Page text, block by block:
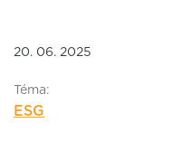
20. 06. 2025
Téma:
ESG